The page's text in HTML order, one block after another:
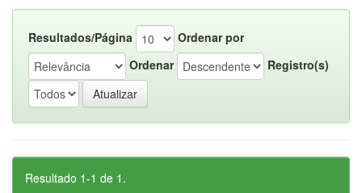
Resultados/Página
Ordenar por
Ordenar
Registro(s)
Resultado 1-1 de 1.